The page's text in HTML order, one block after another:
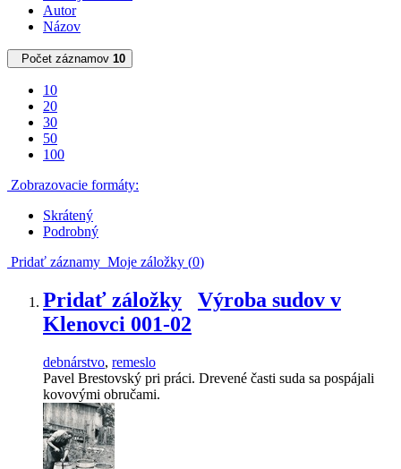
Autor
Názov
Počet záznamov 10
10
20
30
50
100
Zobrazovacie formáty:
Skrátený
Podrobný
Pridať záznamy Moje záložky (0)
Pridať záložky
Výroba sudov v
Klenovci 001-02
debnárstvo, remeslo
Pavel Brestovský pri práci. Drevené časti suda sa pospájali
kovovými obručami.